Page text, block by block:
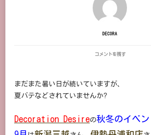
DECORA
2019
の
定
出
店/DECORATION
コメントを残す
まだまた暑い日が続いていますが、
夏バテなどされていませんか?
Decoration Desireの秋冬のイベン